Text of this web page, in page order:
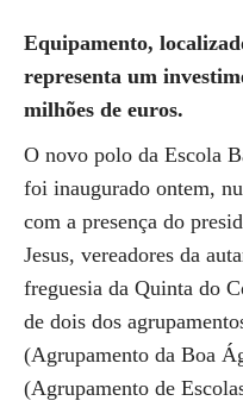
Equipamento,
representa um
milhões de euros.
O novo polo da Escola
foi inaugurado ontem,
com a presença do
Jesus, vereadores da
freguesia da Quinta do
de dois dos
(Agrupamento da Boa
(Agrupamento de